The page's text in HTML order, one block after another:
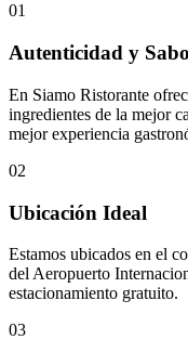
01
Autenticidad y
En Siamo Ristorante
ingredientes de la mejor
mejor experiencia
02
Ubicación Ideal
Estamos ubicados en el
del Aeropuerto
estacionamiento gratuito.
03